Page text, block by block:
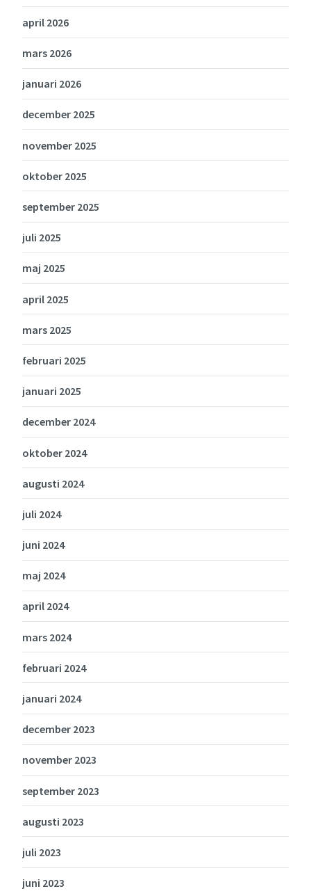
april 2026
mars 2026
januari 2026
december 2025
november 2025
oktober 2025
september 2025
juli 2025
maj 2025
april 2025
mars 2025
februari 2025
januari 2025
december 2024
oktober 2024
augusti 2024
juli 2024
juni 2024
maj 2024
april 2024
mars 2024
februari 2024
januari 2024
december 2023
november 2023
september 2023
augusti 2023
juli 2023
juni 2023